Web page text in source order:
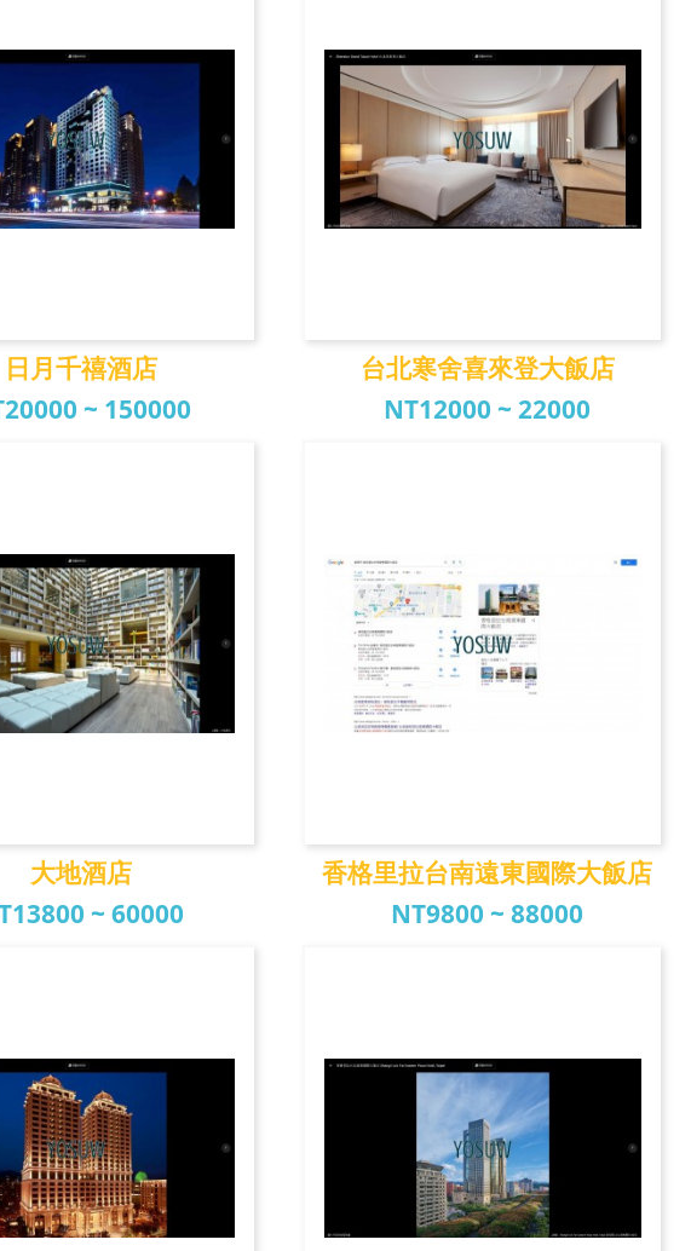
日月千禧酒店
~ 150000
台北寒舍喜來登大飯店
NT12000 ~ 22000
大地酒店
~ 60000
香格里拉台南遠東國際大飯店
NT9800 ~ 88000